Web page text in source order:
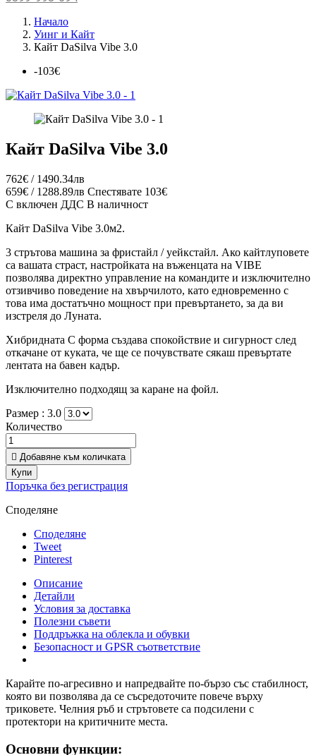
Начало
Уинг и Кайт
Кайт DaSilva Vibe 3.0
-103€
Кайт DaSilva Vibe 3.0
762€ / 1490.34лв
659€ / 1288.89лв Спестявате 103€
С включен ДДС В наличност
Кайт DaSilva Vibe 3.0м2.
3 стрътова машина за фристайл / уейкстайл. Ако кайтлуповете
са вашата страст, настройката на въженцата на VIBE
позволява директно управление на командите и изключително
отзивчиво поведение на хвърчилото, като едновременно с
това има достатъчно мощност при превъртането, за да ви
изстреля до Луната.
Хибридната C форма създава спокойствие и сигурност след
откачане от куката, че ще се почувствате сякаш превъртате
лентата на бавен кадър.
Изключително подходящ за каране на фойл.
Размер : 3.0
Количество
 Добавяне към количката
Купи
Поръчка без регистрация
Споделяне
Споделяне
Tweet
Pinterest
Описание
Детайли
Условия за доставка
Полезни съвети
Поддръжка на облекла и обувки
Безопасност и GPSR съответствие
Карайте по-агресивно и напредвайте по-бързо със стабилност,
която ви позволява да се съсредоточите повече върху
триковете. Челния ръб и стрътовете са подсилени с
протектори на критичните места.
Основни функции: